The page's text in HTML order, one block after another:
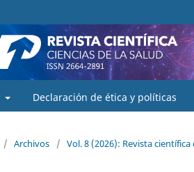
Declaración de ética y políticas
/ Archivos / Vol. 8 (2026): Revista científica